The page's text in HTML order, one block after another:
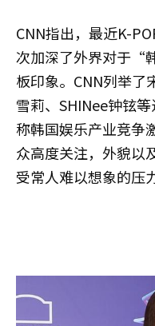
CNN指出，最近K-
次加深了外界对于“
板印象。CNN列举了
雪莉、SHINee钟铉
称韩国娱乐产业竞争
众高度关注，外貌以
受常人难以想象的压